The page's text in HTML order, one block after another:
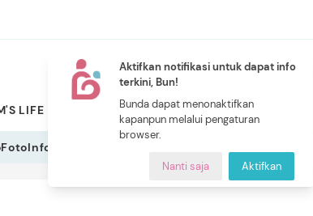
Aktifkan notifikasi untuk dapat info
terkini, Bun!
Bunda dapat menonaktifkan
kapanpun melalui pengaturan
browser.
Nanti saja Aktifkan
LIFE PILIHAN BUNDA
NEW
CERITA BUNDA
FotoInfografis